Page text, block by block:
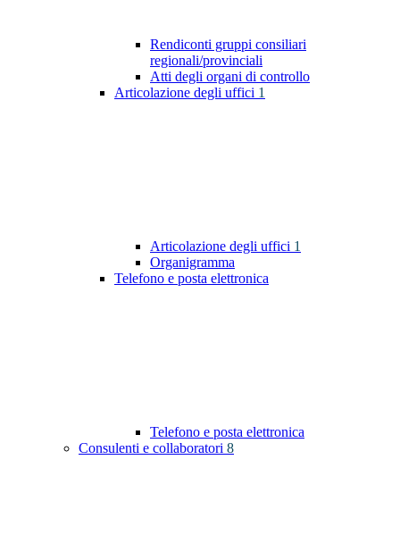
Rendiconti gruppi consiliari
regionali/provinciali
Atti degli organi di controllo
Articolazione degli uffici 1
Articolazione degli uffici 1
Organigramma
Telefono e posta elettronica
Telefono e posta elettronica
Consulenti e collaboratori 8